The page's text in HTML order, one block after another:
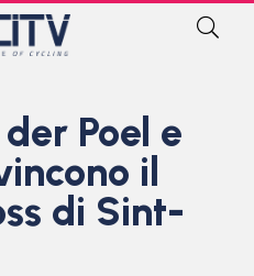
Poel e
il
di Sint-